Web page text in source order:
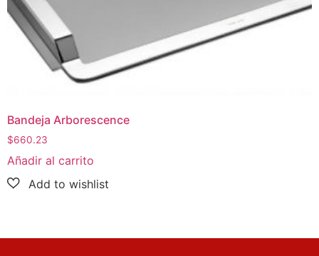
Bandeja Arborescence
$660.23
Añadir al carrito